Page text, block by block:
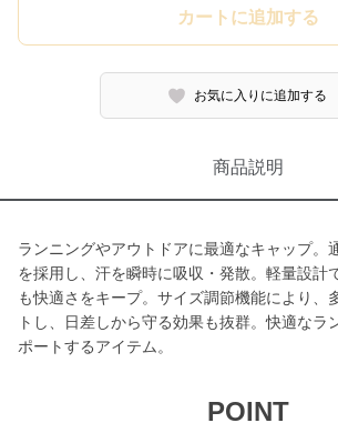
カートに追加する
お気に入りに追加する
商品説明
ランニングやアウトドアに最適なキャップ。
を採用し、汗を瞬時に吸収・発散。軽量設計
も快適さをキープ。サイズ調節機能により、
トし、日差しから守る効果も抜群。快適なラ
ポートするアイテム。
POINT